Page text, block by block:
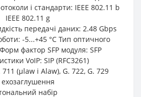
і стандарти: IEEE 802.11 b
IEEE 802.11 g
передачі даних: 2.48 Gbps
-5...+45 °C Тип оптичного
фактор SFP модуля: SFP
VoIP: SIP (RFC3261)
711 (μlaw і Alaw), G. 722, G. 729
ехозаглушення
набір